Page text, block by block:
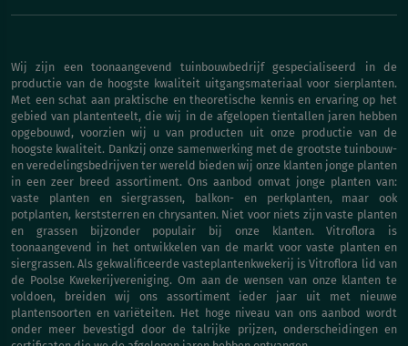
Wij zijn een toonaangevend tuinbouwbedrijf gespecialiseerd in de
productie van de hoogste kwaliteit uitgangsmateriaal voor sierplanten.
Met een schat aan praktische en theoretische kennis en ervaring op het
gebied van plantenteelt, die wij in de afgelopen tientallen jaren hebben
opgebouwd, voorzien wij u van producten uit onze productie van de
hoogste kwaliteit. Dankzij onze samenwerking met de grootste tuinbouw-
en veredelingsbedrijven ter wereld bieden wij onze klanten jonge planten
in een zeer breed assortiment. Ons aanbod omvat jonge planten van:
vaste planten en siergrassen, balkon- en perkplanten, maar ook
potplanten, kerststerren en chrysanten. Niet voor niets zijn vaste planten
en grassen bijzonder populair bij onze klanten. Vitroflora is
toonaangevend in het ontwikkelen van de markt voor vaste planten en
siergrassen. Als gekwalificeerde vasteplantenkwekerij is Vitroflora lid van
de Poolse Kwekerijvereniging. Om aan de wensen van onze klanten te
voldoen, breiden wij ons assortiment ieder jaar uit met nieuwe
plantensoorten en variëteiten. Het hoge niveau van ons aanbod wordt
onder meer bevestigd door de talrijke prijzen, onderscheidingen en